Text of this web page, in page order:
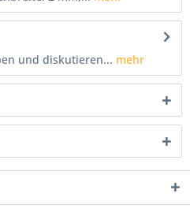
und diskutieren... mehr